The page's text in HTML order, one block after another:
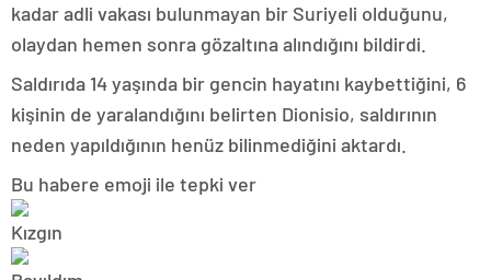
kadar adli vakası bulunmayan bir Suriyeli olduğunu,
olaydan hemen sonra gözaltına alındığını bildirdi.
Saldırıda 14 yaşında bir gencin hayatını kaybettiğini, 6
kişinin de yaralandığını belirten Dionisio, saldırının
neden yapıldığının henüz bilinmediğini aktardı.
Bu habere emoji ile tepki ver